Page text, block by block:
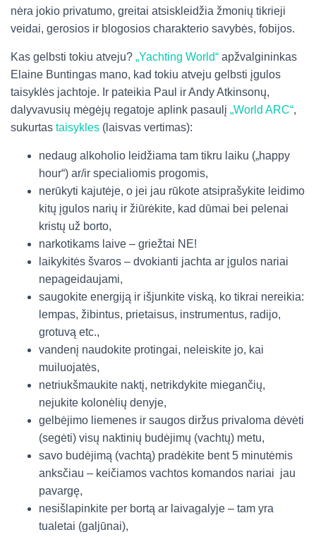
nėra jokio privatumo, greitai atsiskleidžia žmonių tikrieji
veidai, gerosios ir blogosios charakterio savybės, fobijos.
Kas gelbsti tokiu atveju? „Yachting World“ apžvalgininkas
Elaine Buntingas mano, kad tokiu atveju gelbsti įgulos
taisyklės jachtoje. Ir pateikia Paul ir Andy Atkinsonų,
dalyvavusių mėgėjų regatoje aplink pasaulį „World ARC“,
sukurtas taisykles (laisvas vertimas):
nedaug alkoholio leidžiama tam tikru laiku („happy
hour“) ar/ir specialiomis progomis,
nerūkyti kajutėje, o jei jau rūkote atsiprašykite leidimo
kitų įgulos narių ir žiūrėkite, kad dūmai bei pelenai
kristų už borto,
narkotikams laive – griežtai NE!
laikykitės švaros – dvokianti jachta ar įgulos nariai
nepageidaujami,
saugokite energiją ir išjunkite viską, ko tikrai nereikia:
lempas, žibintus, prietaisus, instrumentus, radijo,
grotuvą etc.,
vandenį naudokite protingai, neleiskite jo, kai
muiluojatės,
netriukšmaukite naktį, netrikdykite miegančių,
nejukite kolonėlių denyje,
gelbėjimo liemenes ir saugos diržus privaloma dėvėti
(segėti) visų naktinių budėjimų (vachtų) metu,
savo budėjimą (vachtą) pradėkite bent 5 minutėmis
anksčiau – keičiamos vachtos komandos nariai jau
pavargę,
nesišlapinkite per bortą ar laivagalyje – tam yra
tualetai (galjūnai),